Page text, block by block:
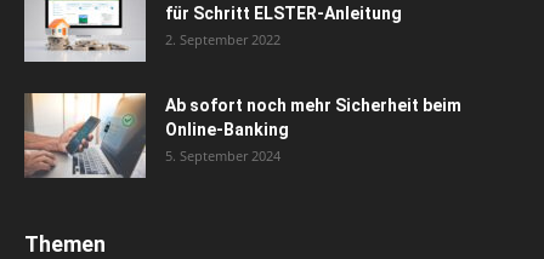
für Schritt ELSTER-Anleitung
2. September 2022
Ab sofort noch mehr Sicherheit beim
Online-Banking
5. September 2024
Themen